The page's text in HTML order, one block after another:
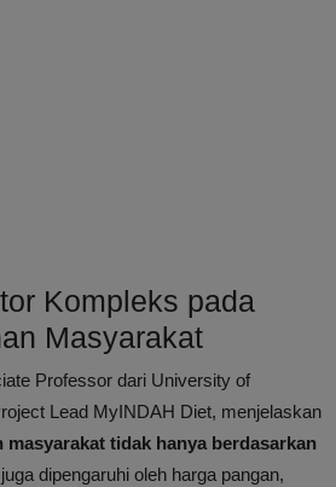
Kompleks pada
Masyarakat
Professor dari University of
Lead MyINDAH Diet, menjelaskan
masyarakat tidak hanya berdasarkan
dipengaruhi oleh harga pangan,